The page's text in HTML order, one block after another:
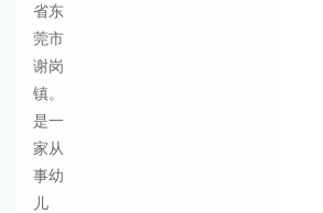
省东
莞市
谢岗
镇。
是一
家从
事幼
儿